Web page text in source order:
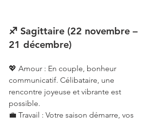
♐ Sagittaire (22 novembre –
21 décembre)
💖 Amour : En couple, bonheur
communicatif. Célibataire, une
rencontre joyeuse et vibrante est
possible.
💼 Travail : Votre saison démarre, vos